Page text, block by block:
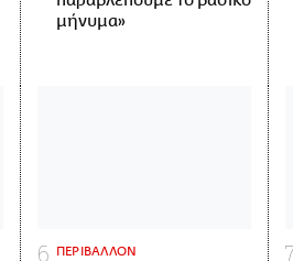
μήνυμα»
ΠΕΡΙΒΑΛΛΟΝ